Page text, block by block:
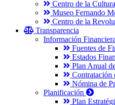
Centro de la
Museo Fernando
Centro de la
Transparencia
Información Financiera
Fuentes de
Estados
Plan Anual
Contratación
Nómina de
Planificación
Plan